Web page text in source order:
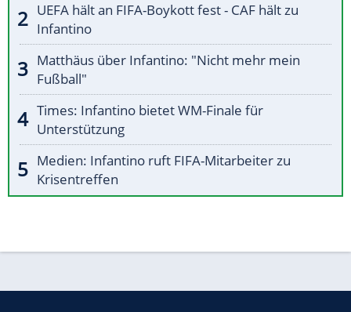
UEFA hält an FIFA-Boykott fest - CAF hält zu
Infantino
Matthäus über Infantino: "Nicht mehr mein
Fußball"
Times: Infantino bietet WM-Finale für
Unterstützung
Medien: Infantino ruft FIFA-Mitarbeiter zu
Krisentreffen